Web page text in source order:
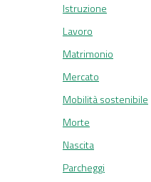
Istruzione
Lavoro
Matrimonio
Mercato
Mobilità sostenibile
Morte
Nascita
Parcheggi